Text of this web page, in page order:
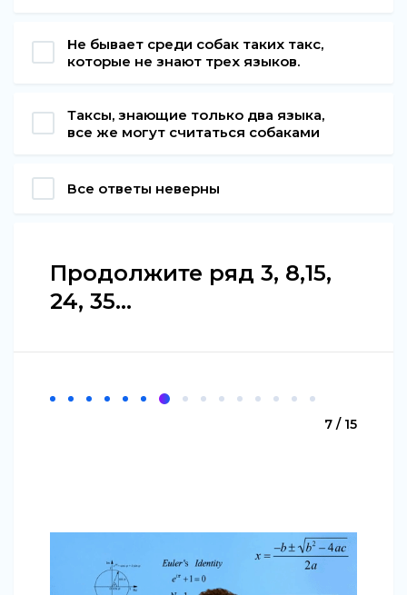
Не бывает среди собак таких такс,
которые не знают трех языков.
Таксы, знающие только два языка,
все же могут считаться собаками
Все ответы неверны
Продолжите ряд 3, 8,15,
24, 35...
7 / 15